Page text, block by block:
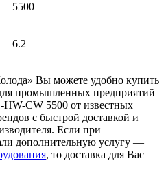
5500
6.2
Вы можете удобно купить
промышленных предприятий
CW 5500 от известных
с быстрой доставкой и
Если при
дополнительную услугу —
, то доставка для Вас